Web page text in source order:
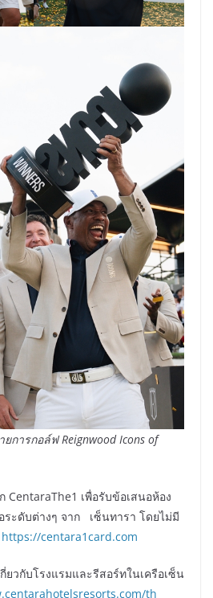
ยการกอล์ฟReignwood Icons of
CentaraThe1 เพื่อรับข้อเสนอห้อง
ระดับต่างๆ จาก เซ็นทารา โดยไม่มี
https://centara1card.com
ยวกับโรงแรมและรีสอร์ทในเครือเซ็น
th